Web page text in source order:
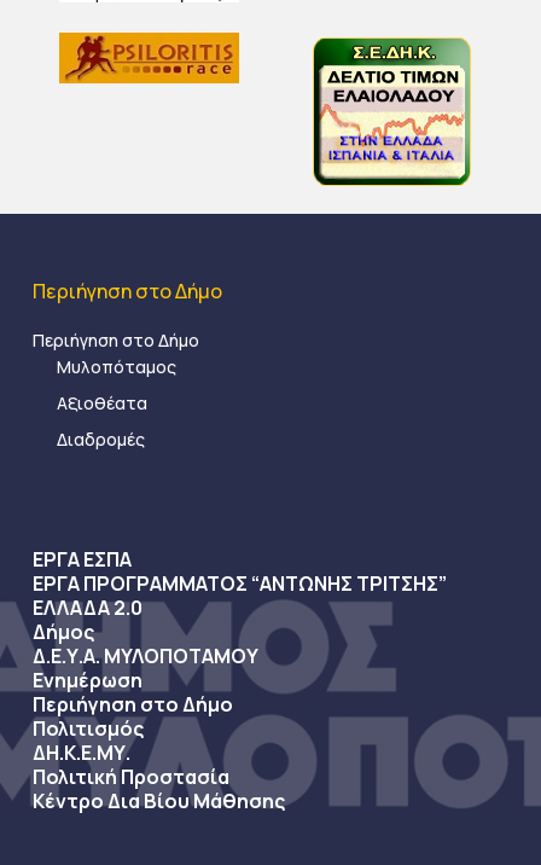
Περιήγηση στο Δήμο
Περιήγηση στο Δήμο
Μυλοπόταμος
Αξιοθέατα
Διαδρομές
ΕΡΓΑ ΕΣΠΑ
ΕΡΓΑ ΠΡΟΓΡΑΜΜΑΤΟΣ “ΑΝΤΩΝΗΣ ΤΡΙΤΣΗΣ”
ΕΛΛΑΔΑ 2.0
Δήμος
Δ.Ε.Υ.Α. ΜΥΛΟΠΟΤΑΜΟΥ
Ενημέρωση
Περιήγηση στο Δήμο
Πολιτισμός
ΔΗ.Κ.Ε.ΜΥ.
Πολιτική Προστασία
Κέντρο Δια Βίου Μάθησης